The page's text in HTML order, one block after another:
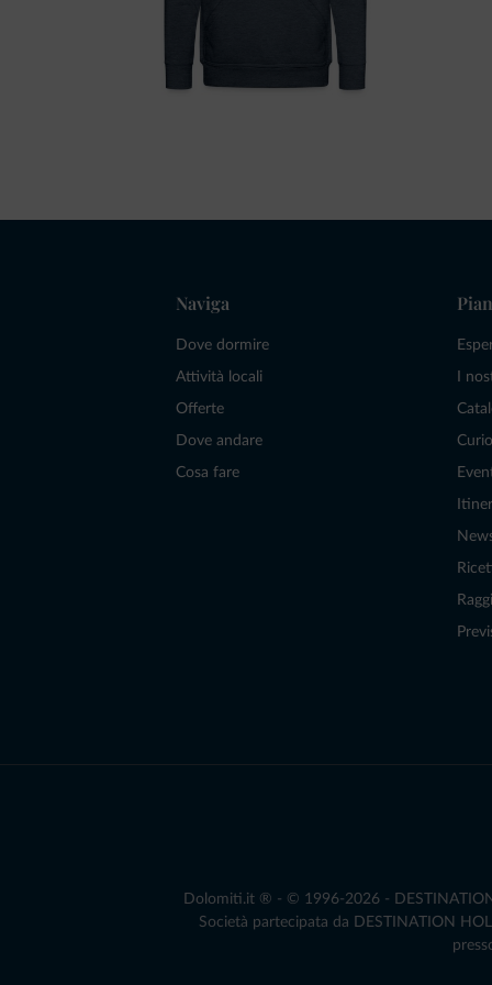
Naviga
Dove dormire
Attività locali
Offerte
Dove andare
Cosa fare
I
Dolomiti.it ® - © 1996-2026 - DESTINATION
Società partecipata da DESTINATION